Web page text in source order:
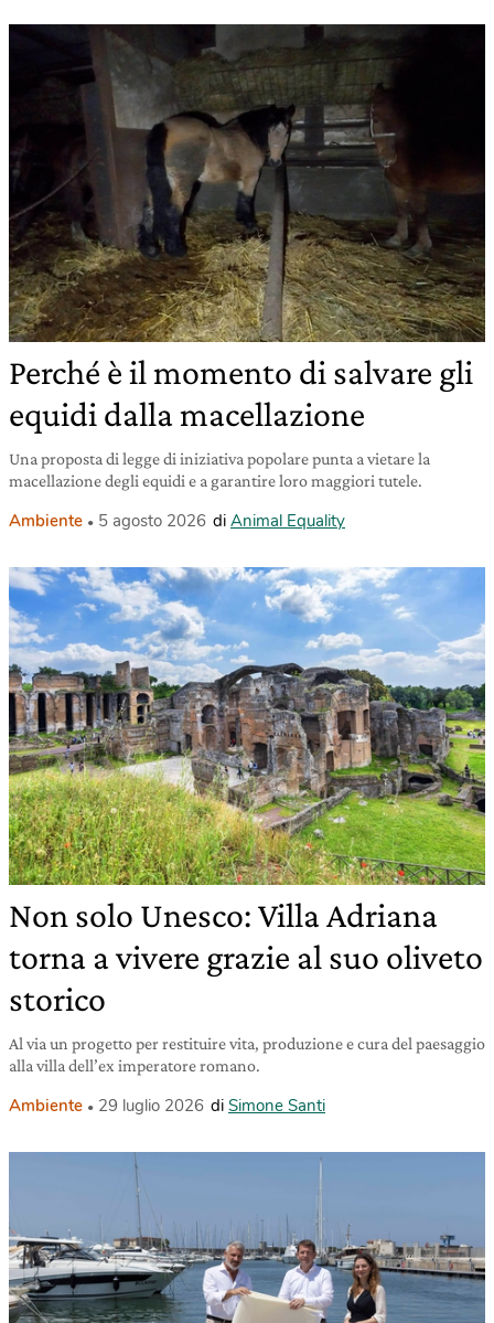
Perché è il momento di salvare gli
equidi dalla macellazione
Una proposta di legge di iniziativa popolare punta a vietare la
macellazione degli equidi e a garantire loro maggiori tutele.
Ambiente 5 agosto 2026 di Animal Equality
Non solo Unesco: Villa Adriana
torna a vivere grazie al suo oliveto
storico
Al via un progetto per restituire vita, produzione e cura del paesaggio
alla villa dell’ex imperatore romano.
Ambiente 29 luglio 2026 di Simone Santi